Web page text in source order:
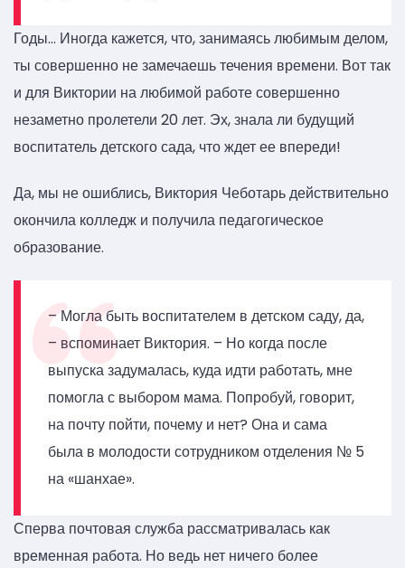
Годы… Иногда кажется, что, занимаясь любимым делом,
ты совершенно не замечаешь течения времени. Вот так
и для Виктории на любимой работе совершенно
незаметно пролетели 20 лет. Эх, знала ли будущий
воспитатель детского сада, что ждет ее впереди!
Да, мы не ошиблись, Виктория Чеботарь действительно
окончила колледж и получила педагогическое
образование.
– Могла быть воспитателем в детском саду, да,
– вспоминает Виктория. – Но когда после
выпуска задумалась, куда идти работать, мне
помогла с выбором мама. Попробуй, говорит,
на почту пойти, почему и нет? Она и сама
была в молодости сотрудником отделения № 5
на «шанхае».
Сперва почтовая служба рассматривалась как
временная работа. Но ведь нет ничего более